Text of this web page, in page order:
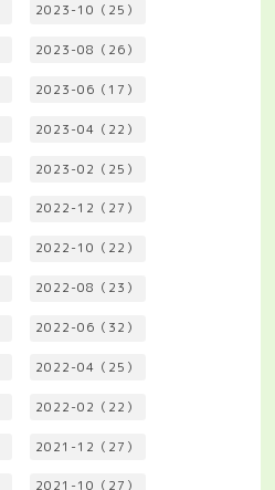
2023-10（25）
2023-08（26）
2023-06（17）
2023-04（22）
2023-02（25）
2022-12（27）
2022-10（22）
2022-08（23）
2022-06（32）
2022-04（25）
2022-02（22）
2021-12（27）
2021-10（27）